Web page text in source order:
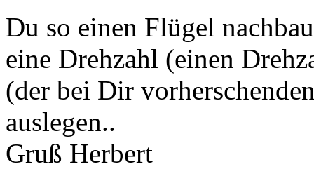
Du so einen Flügel
eine Drehzahl (einen
(der bei Dir
auslegen..
Gruß Herbert